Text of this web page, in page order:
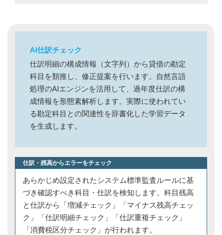
AI仕訳チェック
仕訳明細の構成情報（文字列）から貸借の勘定
科目を類推し、修正提案を行います。自然言語
処理のAIエンジンを活用して、過年度仕訳の構
成情報を形態素解析します。実際に使われてい
る勘定科目との関連性を辞書化した学習データ
を生成します。
仕訳・残高からエラーをチェック
あらかじめ設定されたシステム標準監査ルールに基
づき確認すべき科目・仕訳を検知します。科目残高
と仕訳から「増減チェック」「マイナス残高チェッ
ク」「仕訳明細チェック」「仕訳重複チェック」
「消費税区分チェック」が行われます。